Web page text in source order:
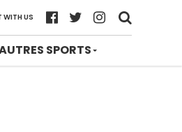
WITH US
SPORTS